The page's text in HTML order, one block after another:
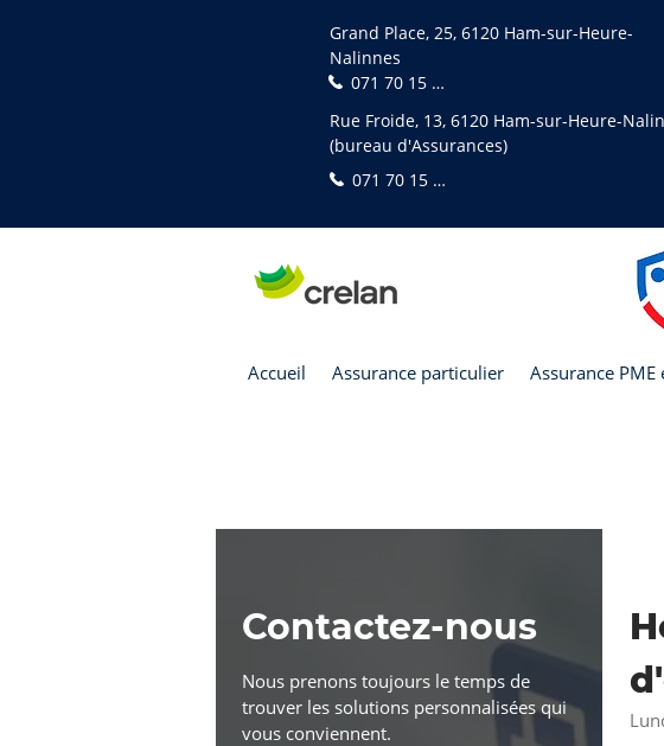
Grand Place, 25, 6120 Ham-sur-Heure-
Nalinnes
071 70 15 75
Rue Froide, 13, 6120 Ham-sur-Heure-
(bureau d'Assurances)
071 70 15 75
Accueil Assurance particulier Assurance
Contactez-nous
Nous prenons toujours le temps de
trouver les solutions personnalisées qui
vous conviennent.